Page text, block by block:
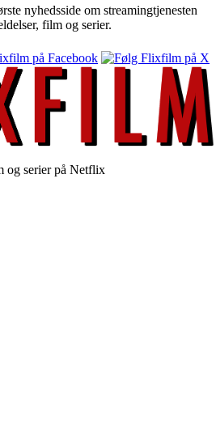
nyhedsside om streamingtjenesten
film og serier.
og serier på Netflix